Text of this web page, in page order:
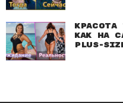
Красота
как на
plus-